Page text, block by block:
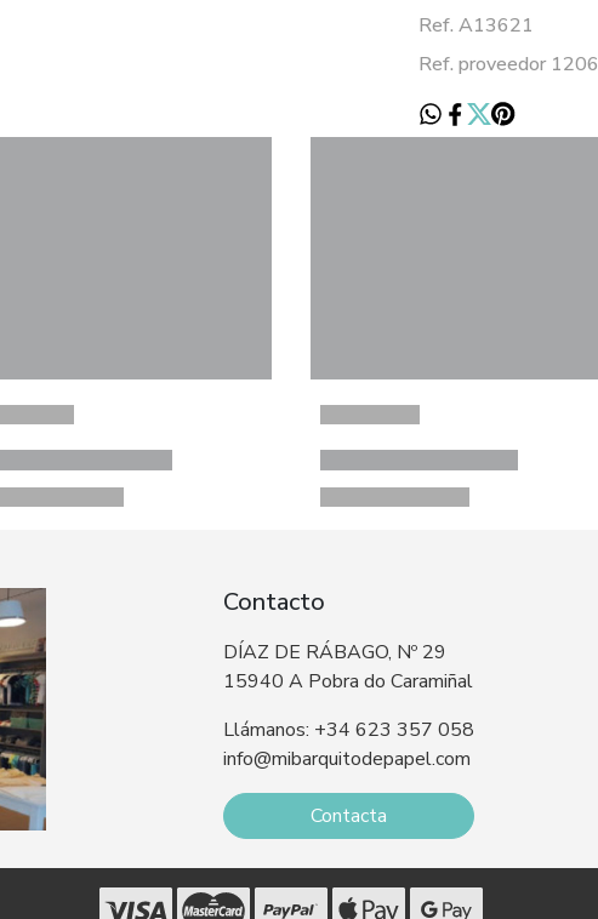
Ref. A13621
Ref. proveedor 1206
Contacto
DÍAZ DE RÁBAGO, Nº 29
15940 A Pobra do Caramiñal
Llámanos: +34 623 357 058
info@mibarquitodepapel.com
Contacta